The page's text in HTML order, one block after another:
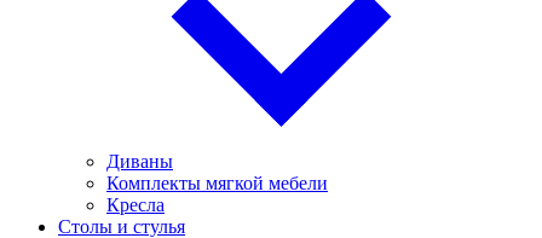
Диваны
Комплекты мягкой мебели
Кресла
Столы и стулья